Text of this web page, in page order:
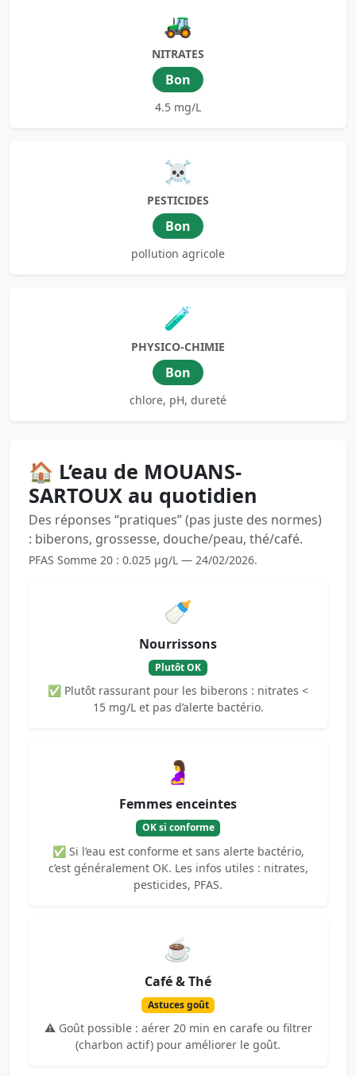
🚜
NITRATES
Bon
4.5 mg/L
☠️
PESTICIDES
Bon
pollution agricole
🧪
PHYSICO-CHIMIE
Bon
chlore, pH, dureté
🏠 L’eau de MOUANS-
SARTOUX au quotidien
Des réponses “pratiques” (pas juste des normes)
: biberons, grossesse, douche/peau, thé/café.
PFAS Somme 20 : 0.025 µg/L — 24/02/2026.
🍼
Nourrissons
Plutôt OK
✅ Plutôt rassurant pour les biberons : nitrates <
15 mg/L et pas d’alerte bactério.
🤰
Femmes enceintes
OK si conforme
✅ Si l’eau est conforme et sans alerte bactério,
c’est généralement OK. Les infos utiles : nitrates,
pesticides, PFAS.
☕
Café & Thé
Astuces goût
⚠️ Goût possible : aérer 20 min en carafe ou filtrer
(charbon actif) pour améliorer le goût.